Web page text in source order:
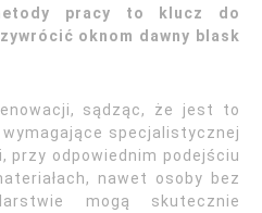
pracy to klucz do
oknom dawny blask
sądząc, że jest to
specjalistycznej
przy odpowiednim podejściu
nawet osoby bez
mogą skutecznie